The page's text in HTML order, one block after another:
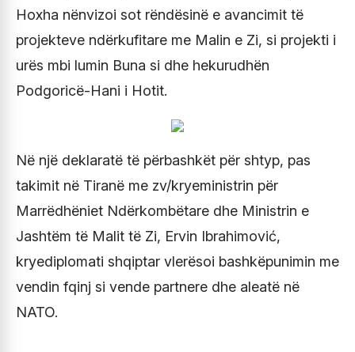
Hoxha nënvizoi sot rëndësinë e avancimit të
projekteve ndërkufitare me Malin e Zi, si projekti i
urës mbi lumin Buna si dhe hekurudhën
Podgoricë-Hani i Hotit.
Në një deklaratë të përbashkët për shtyp, pas
takimit në Tiranë me zv/kryeministrin për
Marrëdhëniet Ndërkombëtare dhe Ministrin e
Jashtëm të Malit të Zi, Ervin Ibrahimović,
kryediplomati shqiptar vlerësoi bashkëpunimin me
vendin fqinj si vende partnere dhe aleatë në
NATO.